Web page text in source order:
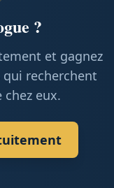
?
et gagnez
recherchent
eux.